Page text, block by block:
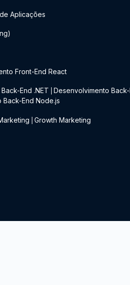
Aplicações
Front-End React
End .NET Desenvolvimento
End Node.js
Growth Marketing